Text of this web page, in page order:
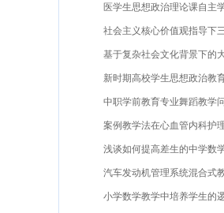
医学生思想政治理论课自主学
社会主义核心价值观指导下三
基于复杂社会文化背景下的大
新时期高校学生思想政治教育
中职学前教育专业舞蹈教学问
案例教学法在心血管内科护理
浅谈如何提高差生的中学数学
汽车发动机管理系统混合式教
小学数学教学中培养学生的逻